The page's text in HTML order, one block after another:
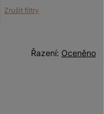
Zrušit filtry
Oceněno
Řazení: